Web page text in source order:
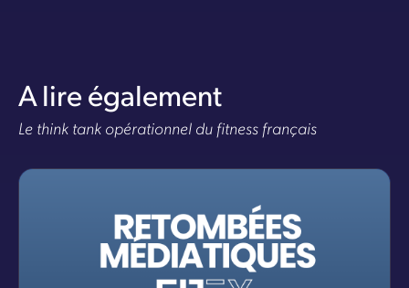
A lire également
Le think tank opérationnel du fitness français